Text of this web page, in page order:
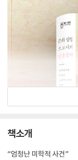
책소개
“엄청난 미학적 사건”